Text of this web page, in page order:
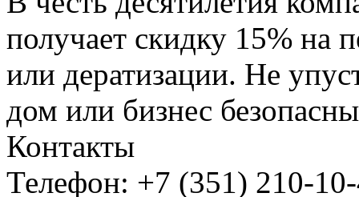
получает скидку 15% на
или дератизации. Не
дом или бизнес
Контакты
Телефон: +7 (351) 210-